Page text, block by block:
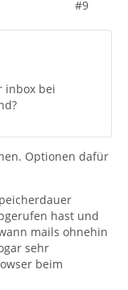
#9
inbox bei
Optionen dafür
hast und
mails ohnehin
sehr
beim